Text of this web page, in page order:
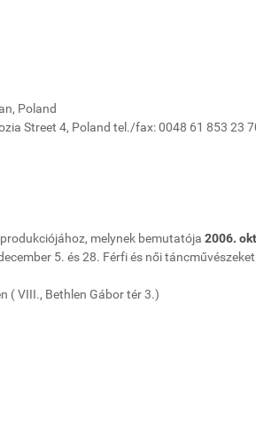
Poland
Street 4, Poland tel./fax: 0048 61 853 23
melynek bemutatója 2006.
5. és 28. Férfi és női táncművészeket
( VIII., Bethlen Gábor tér 3.)